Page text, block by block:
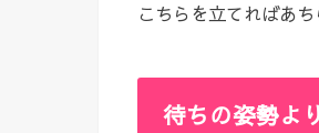
こちらを立てればあ
待ちの姿勢よ